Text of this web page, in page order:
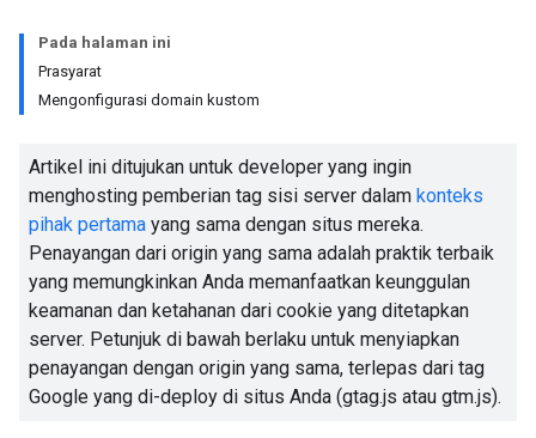
Pada halaman ini
Prasyarat
Mengonfigurasi domain kustom
Artikel ini ditujukan untuk developer yang ingin
menghosting pemberian tag sisi server dalam konteks
pihak pertama yang sama dengan situs mereka.
Penayangan dari origin yang sama adalah praktik terbaik
yang memungkinkan Anda memanfaatkan keunggulan
keamanan dan ketahanan dari cookie yang ditetapkan
server. Petunjuk di bawah berlaku untuk menyiapkan
penayangan dengan origin yang sama, terlepas dari tag
Google yang di-deploy di situs Anda (gtag.js atau gtm.js).